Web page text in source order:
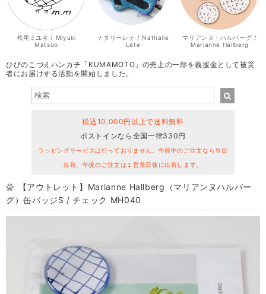
松尾ミユキ / Miyuki
Matsuo
ナタリーレテ / Nathalie
Lete
マリアンヌ・ハルバーグ /
Marianne Hallberg
ひびのこづえハンカチ「KUMAMOTO」の売上の一部を義援金として被災
者にお届けする活動を開始しました。
税込10,000円以上で送料無料
ポストインなら全国一律330円
ラッピングサービスは行っておりません。午前中のご注文なら当日
出荷、午後のご注文は１営業日後に出荷します。
【アウトレット】Marianne Hallberg（マリアンヌハルバー
グ）缶バッジS / チェック MH040